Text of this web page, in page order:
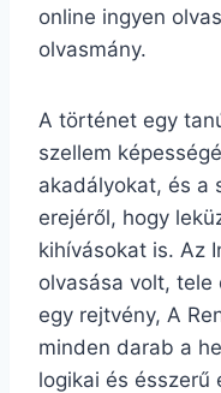
online ingyen
olvasmány.
A történet egy
szellem
akadályokat, és a
erejéről, hogy
kihívásokat is. Az
olvasása volt, tele
egy rejtvény, A
minden darab a
logikai és ésszerű